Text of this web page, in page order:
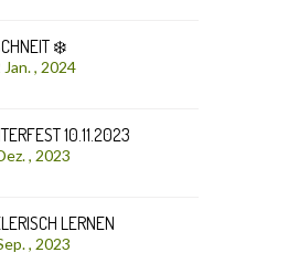
❄️
Jan. , 2024
10.11.2023
, 2023
LERNEN
, 2023